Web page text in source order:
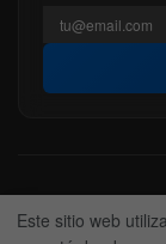
Acerca de nosotros
Contactanos
Este sitio web